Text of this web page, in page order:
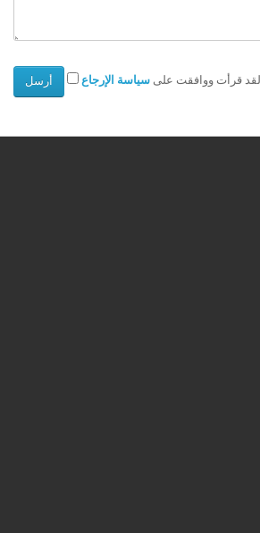
لقد قرأت ووافقت على سياسة الإرجاع